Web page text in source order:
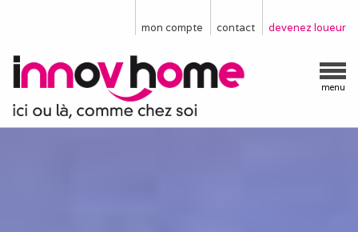
devenez loueur
contact
mon compte
menu